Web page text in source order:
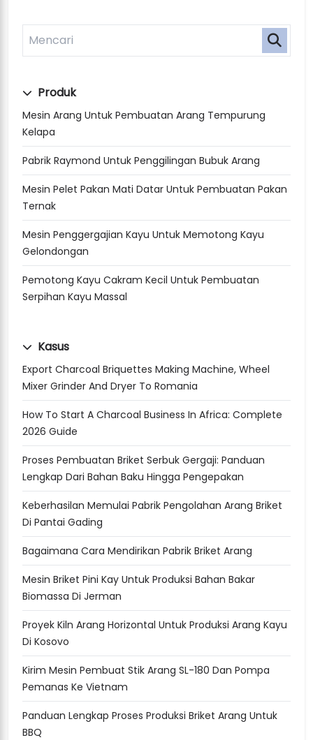
Produk
Mesin Arang Untuk Pembuatan Arang Tempurung
Kelapa
Pabrik Raymond Untuk Penggilingan Bubuk Arang
Mesin Pelet Pakan Mati Datar Untuk Pembuatan Pakan
Ternak
Mesin Penggergajian Kayu Untuk Memotong Kayu
Gelondongan
Pemotong Kayu Cakram Kecil Untuk Pembuatan
Serpihan Kayu Massal
Kasus
Export Charcoal Briquettes Making Machine, Wheel
Mixer Grinder And Dryer To Romania
How To Start A Charcoal Business In Africa: Complete
2026 Guide
Proses Pembuatan Briket Serbuk Gergaji: Panduan
Lengkap Dari Bahan Baku Hingga Pengepakan
Keberhasilan Memulai Pabrik Pengolahan Arang Briket
Di Pantai Gading
Bagaimana Cara Mendirikan Pabrik Briket Arang
Mesin Briket Pini Kay Untuk Produksi Bahan Bakar
Biomassa Di Jerman
Proyek Kiln Arang Horizontal Untuk Produksi Arang Kayu
Di Kosovo
Kirim Mesin Pembuat Stik Arang SL-180 Dan Pompa
Pemanas Ke Vietnam
Panduan Lengkap Proses Produksi Briket Arang Untuk
BBQ